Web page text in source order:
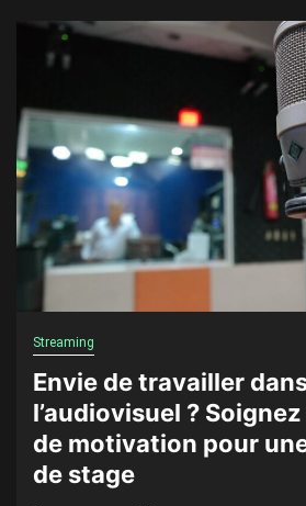
Streaming
Envie de travailler
l’audiovisuel ?
de motivation pour
de stage